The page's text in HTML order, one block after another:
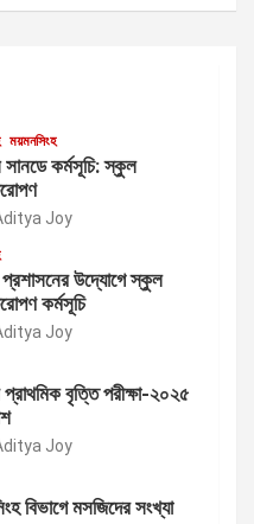
ময়মনসিংহ
কর্মসূচি: স্কুল
Joy
প্রশাসনের উদ্যোগে স্কুল
কর্মসূচি
Joy
বৃত্তি পরীক্ষা-২০২৫
Joy
বিভাগে মসজিদের সংখ্যা